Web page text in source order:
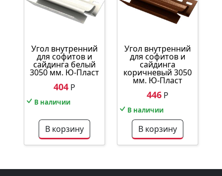
Угол внутренний
для софитов и
сайдинга белый
3050 мм. Ю-Пласт
404 Р
В наличии
В корзину
Угол внутренний
для софитов и
сайдинга
коричневый 3050
мм. Ю-Пласт
446 Р
В наличии
В корзину